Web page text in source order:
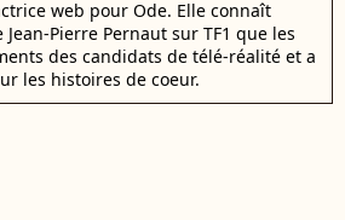
web pour Ode. Elle connaît
Pierre Pernaut sur TF1 que les
des candidats de télé-réalité et a
les histoires de coeur.